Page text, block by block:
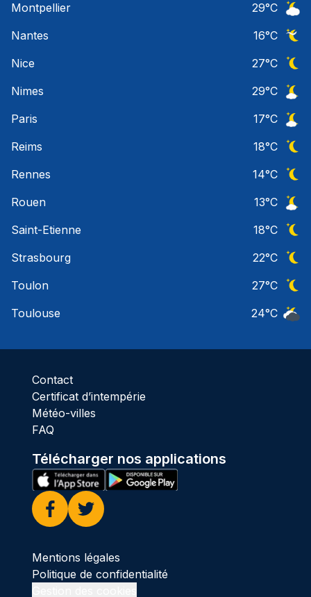
Montpellier
29°C
Nantes
16°C
Nice
27°C
Nimes
29°C
Paris
17°C
Reims
18°C
Rennes
14°C
Rouen
13°C
Saint-Etienne
18°C
Strasbourg
22°C
Toulon
27°C
Toulouse
24°C
Contact
Certificat d’intempérie
Météo-villes
FAQ
Télécharger nos applications
Facebook
Twitter
Mentions légales
Politique de confidentialité